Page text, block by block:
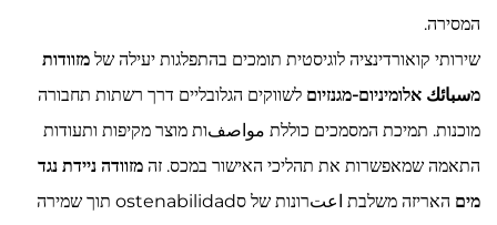
המסירה.
שירותי קואורדינציה לוגיסטית תומכים בהתפלגות יעילה של מזוודות
מسبائك אלומיניום-מגנזיום לשווקים הגלובליים דרך רשתות תחבורה
מוכנות. תמיכת המסמכים כוללת مواصفות מוצר מקיפות ותעודות
התאמה שמאפשרות את תהליכי האישור במכס. זה מזוודה ניידת נגד
מים
האריזה משלבת اعتרונות של סostenabilidad תוך שמירה